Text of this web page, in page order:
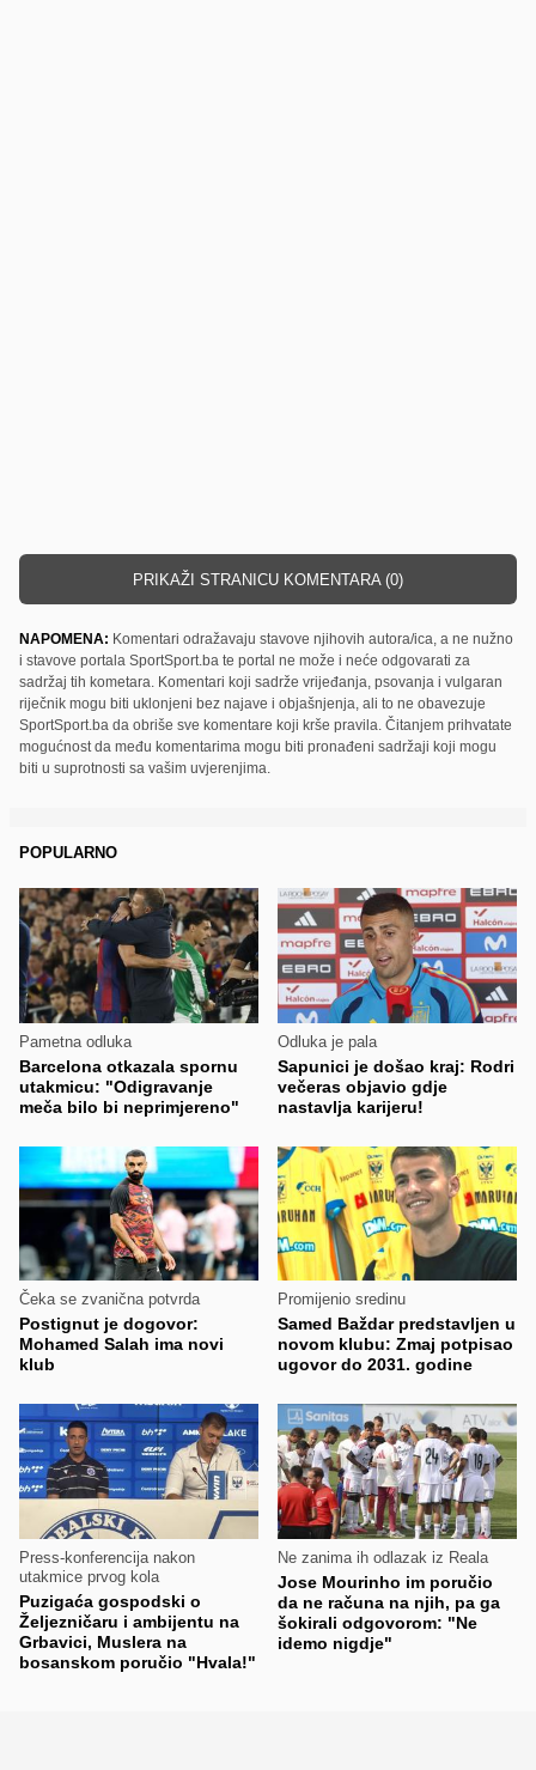
PRIKAŽI STRANICU KOMENTARA (0)
NAPOMENA: Komentari odražavaju stavove njihovih autora/ica, a ne nužno
i stavove portala SportSport.ba te portal ne može i neće odgovarati za
sadržaj tih kometara. Komentari koji sadrže vrijeđanja, psovanja i vulgaran
riječnik mogu biti uklonjeni bez najave i objašnjenja, ali to ne obavezuje
SportSport.ba da obriše sve komentare koji krše pravila. Čitanjem prihvatate
mogućnost da među komentarima mogu biti pronađeni sadržaji koji mogu
biti u suprotnosti sa vašim uvjerenjima.
POPULARNO
Pametna odluka
Barcelona otkazala spornu
utakmicu: "Odigravanje
meča bilo bi neprimjereno"
Odluka je pala
Sapunici je došao kraj: Rodri
večeras objavio gdje
nastavlja karijeru!
Čeka se zvanična potvrda
Postignut je dogovor:
Mohamed Salah ima novi
klub
Promijenio sredinu
Samed Baždar predstavljen u
novom klubu: Zmaj potpisao
ugovor do 2031. godine
Press-konferencija nakon
utakmice prvog kola
Puzigaća gospodski o
Željezničaru i ambijentu na
Grbavici, Muslera na
bosanskom poručio "Hvala!"
Ne zanima ih odlazak iz Reala
Jose Mourinho im poručio
da ne računa na njih, pa ga
šokirali odgovorom: "Ne
idemo nigdje"